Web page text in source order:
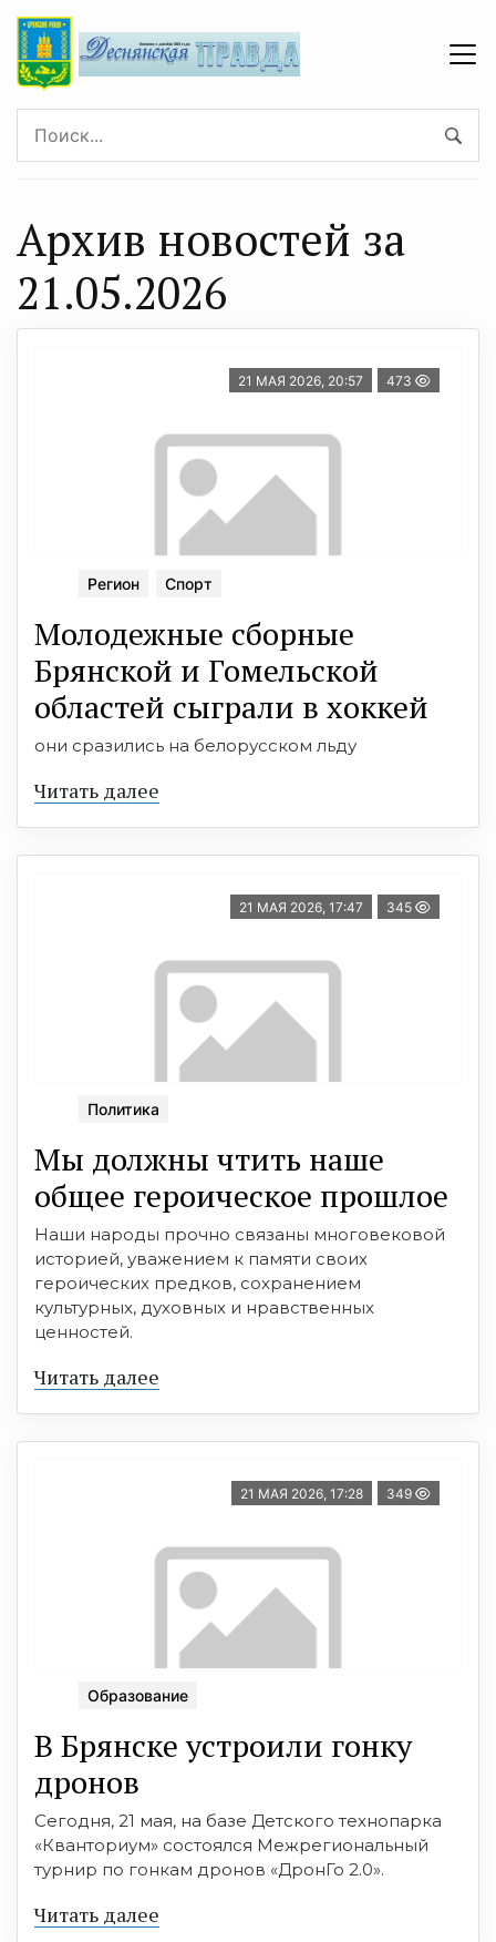
Архив новостей за
21.05.2026
21 МАЯ 2026, 20:57 473
Регион Спорт
Молодежные сборные
Брянской и Гомельской
областей сыграли в хоккей
они сразились на белорусском льду
Читать далее
21 МАЯ 2026, 17:47 345
Политика
Мы должны чтить наше
общее героическое прошлое
Наши народы прочно связаны многовековой
историей, уважением к памяти своих
героических предков, сохранением
культурных, духовных и нравственных
ценностей.
Читать далее
21 МАЯ 2026, 17:28 349
Образование
В Брянске устроили гонку
дронов
Сегодня, 21 мая, на базе Детского технопарка
«Кванториум» состоялся Межрегиональный
турнир по гонкам дронов «ДронГо 2.0».
Читать далее